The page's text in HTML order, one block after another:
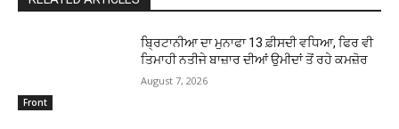
Front
ਬ੍ਰਿਟਾਨੀਆ ਦਾ ਮੁਨਾਫਾ 13 ਫ਼ੀਸਦੀ ਵਧਿਆ, ਫਿਰ ਵੀ
ਤਿਮਾਹੀ ਨਤੀਜੇ ਬਾਜ਼ਾਰ ਦੀਆਂ ਉਮੀਦਾਂ ਤੋਂ ਰਹੇ ਕਮਜ਼ੋਰ
August 7, 2026